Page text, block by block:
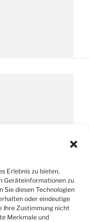
Erlebnis zu bieten,
Geräteinformationen zu
Sie diesen Technologien
oder eindeutige
Ihre Zustimmung nicht
Merkmale und